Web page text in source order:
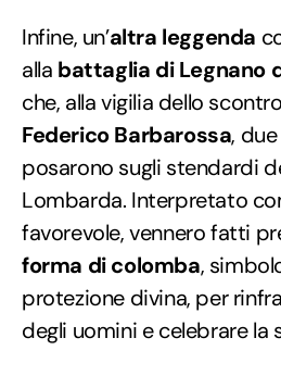
Infine, un’altra leggenda
alla battaglia di Legnano
che, alla vigilia dello
Federico Barbarossa,
posarono sugli stendardi
Lombarda. Interpretato
favorevole, vennero fatti
forma di colomba,
protezione divina, per
degli uomini e celebrare la